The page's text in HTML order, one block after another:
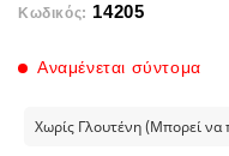
Κωδικός: 14205
Αναμένεται σύντομα
Χωρίς Γλουτένη (Μπορεί να